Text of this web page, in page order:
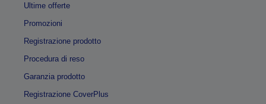
Ultime offerte
Promozioni
Registrazione prodotto
Procedura di reso
Garanzia prodotto
Registrazione CoverPlus